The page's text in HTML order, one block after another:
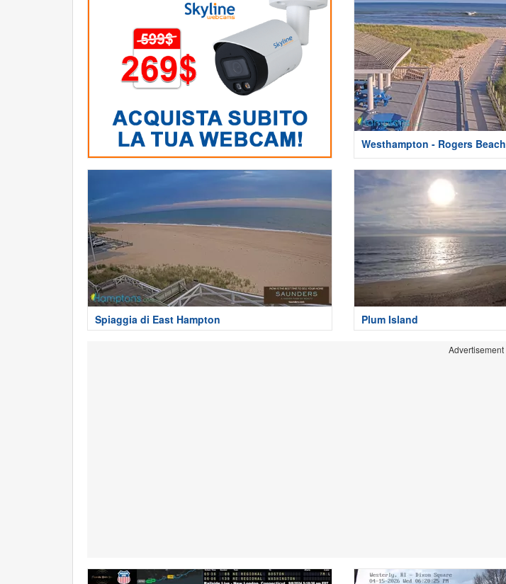
Westhampton - Rogers Beach
Spiaggia di East Hampton Plum Island
Advertisement